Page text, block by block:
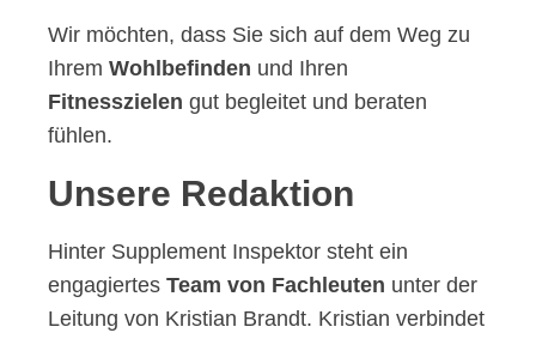
Wir möchten, dass Sie sich auf dem Weg zu
Ihrem Wohlbefinden und Ihren
Fitnesszielen gut begleitet und beraten
fühlen.
Unsere Redaktion
Hinter Supplement Inspektor steht ein
engagiertes Team von Fachleuten unter der
Leitung von Kristian Brandt. Kristian verbindet